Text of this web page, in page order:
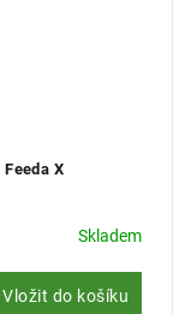
X
Skladem
Vložit do košíku